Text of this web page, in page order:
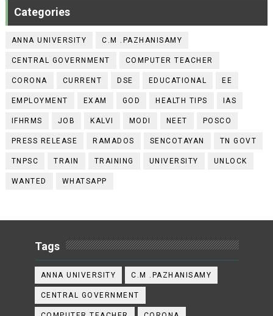
Categories
ANNA UNIVERSITY C.M .PAZHANISAMY
CENTRAL GOVERNMENT COMPUTER TEACHER
CORONA CURRENT DSE EDUCATIONAL EE
EMPLOYMENT EXAM GOD HEALTH TIPS IAS
IFHRMS JOB KALVI MODI NEET POSCO
PRESS RELEASE RAMADOS SENCOTAYAN TN GOVT
TNPSC TRAIN TRAINING UNIVERSITY UNLOCK
WANTED WHATSAPP
Tags
ANNA UNIVERSITY C.M .PAZHANISAMY
CENTRAL GOVERNMENT